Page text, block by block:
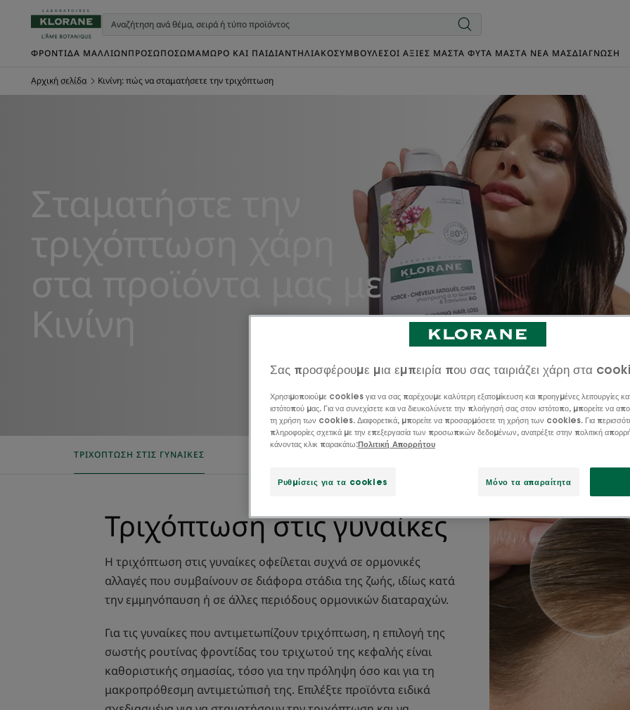
ΦΡΟΝΤΊΔΑ ΜΑΛΛΙΏΝΠΡΌΣΩΠΟΣΏΜΑΜΩΡΌ ΚΑΙ ΠΑΙΔΊΑΝΤΗΛΙΑΚΌΣΥΜΒΟΥΛΈΣΟΙ ΑΞΊΕΣ ΜΑΣΤΑ ΦΥΤΆ ΜΑΣTΑ ΝΈΑ ΜΑΣΔΙΑΓΝΩΣΗ
Αρχική σελίδα Κινίνη: πώς να σταματήσετε την τριχόπτωση
Σταματήστε την
τριχόπτωση χάρη
στα προϊόντα μας με
Κινίνη
ΤΡΙΧΌΠΤΩΣΗ ΣΤΙΣ ΓΥΝΑΊΚΕΣ
Τριχόπτωση στις γυναίκες
Η τριχόπτωση στις γυναίκες οφείλεται συχνά σε ορμονικές
αλλαγές που συμβαίνουν σε διάφορα στάδια της ζωής, ιδίως κατά
την εμμηνόπαυση ή σε άλλες περιόδους ορμονικών διαταραχών.
Για τις γυναίκες που αντιμετωπίζουν τριχόπτωση, η επιλογή της
σωστής ρουτίνας φροντίδας του τριχωτού της κεφαλής είναι
καθοριστικής σημασίας, τόσο για την πρόληψη όσο και για τη
μακροπρόθεσμη αντιμετώπισή της. Επιλέξτε προϊόντα ειδικά
Σας προσφέρουμε μια εμπειρία που σας ταιριάζει χάρη στα
Χρησιμοποιούμε cookies για να σας παρέχουμε καλύτερη εξατομίκευση και προηγμένες λειτουργίες
ιστότοπού μας. Για να συνεχίσετε και να διευκολύνετε την πλοήγησή σας στον ιστότοπο, μπορείτε να
τη χρήση των cookies. Διαφορετικά, μπορείτε να προσαρμόσετε τη χρήση των cookies. Για
πληροφορίες σχετικά με την επεξεργασία των προσωπικών δεδομένων, ανατρέξτε στην πολιτική
κάνοντας κλικ παρακάτω:Πολιτική Απορρήτου
Ρυθμίσεις για τα cookies Μόνο τα απαραίτητα